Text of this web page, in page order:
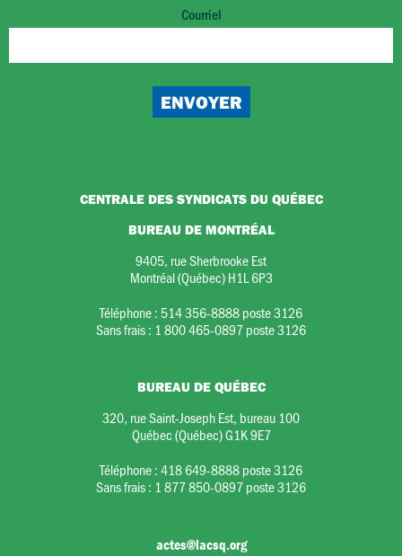
Courriel
CENTRALE DES SYNDICATS DU QUÉBEC
BUREAU DE MONTRÉAL
9405, rue Sherbrooke Est
Montréal (Québec) H1L 6P3
Téléphone : 514 356-8888 poste 3126
Sans frais : 1 800 465-0897 poste 3126
BUREAU DE QUÉBEC
320, rue Saint-Joseph Est, bureau 100
Québec (Québec) G1K 9E7
Téléphone :418 649-8888 poste 3126
Sans frais : 1 877 850-0897 poste 3126
actes@lacsq.org